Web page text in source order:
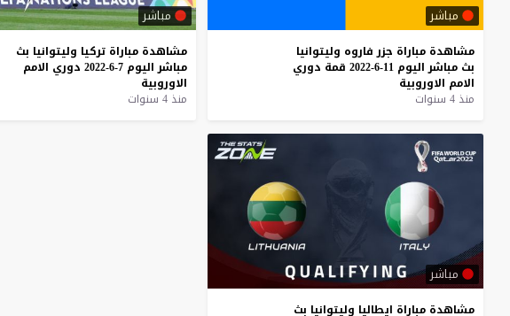
مباشر
مشاهدة مباراة جزر فاروه وليتوانيا
بث مباشر اليوم 11-6-2022 قمة دوري
الامم الاوروبية
منذ 4 سنوات
مباشر
مشاهدة مباراة تركيا وليتوانيا بث
مباشر اليوم 7-6-2022 دوري الامم
الاوروبية
منذ 4 سنوات
مباشر
مشاهدة مباراة ايطاليا وليتوانيا بث